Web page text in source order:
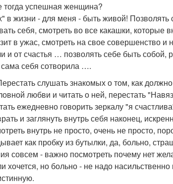
тогда успешная женщина?
в жизни - для меня - быть живой! Позволять
себя, смотреть во все какашки, которые
в ужас, смотреть на свое совершенство
и от счастья … позволять себе быть собой,
сама себя сотворила ….
слушать знакомых о том, как
любви и читать о ней, перестать
ежедневно говорить зеркалу "я
и заглянуть внутрь себя наконец,
внутрь не просто, очень не просто,
как пробку из бутылки, да, больно,
совсем - важно посмотреть почему нет
хочется, но больно - не надо